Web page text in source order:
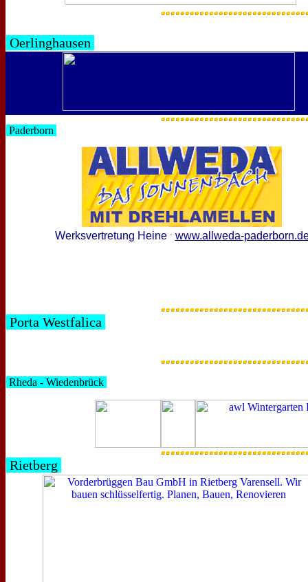
Oerlinghausen
Paderborn
Werksvertretung Heine . www.allweda-
Porta Westfalica
Rheda - Wiedenbrück
Rietberg